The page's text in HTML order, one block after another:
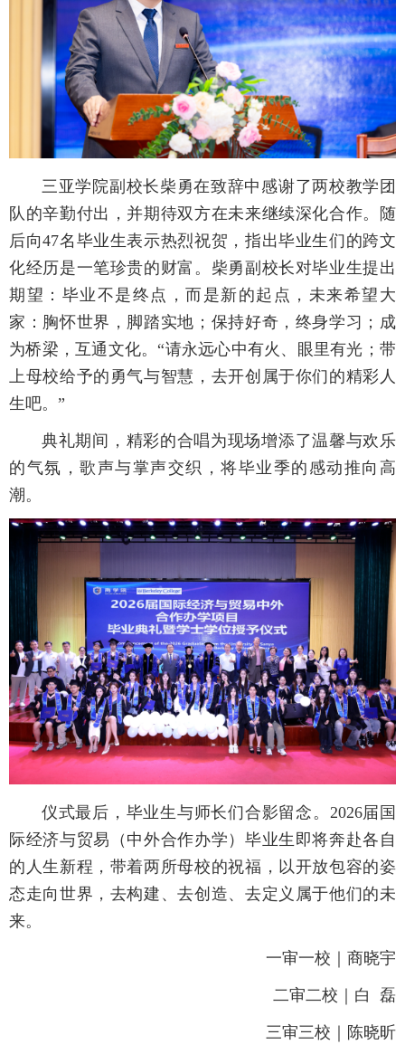
三亚学院副校长柴勇在致辞中感谢了两校教学团
队的辛勤付出，并期待双方在未来继续深化合作。随
后向47名毕业生表示热烈祝贺，指出毕业生们的跨文
化经历是一笔珍贵的财富。柴勇副校长对毕业生提出
期望：毕业不是终点，而是新的起点，未来希望大
家：胸怀世界，脚踏实地；保持好奇，终身学习；成
为桥梁，互通文化。“请永远心中有火、眼里有光；带
上母校给予的勇气与智慧，去开创属于你们的精彩人
生吧。”
典礼期间，精彩的合唱为现场增添了温馨与欢乐
的气氛，歌声与掌声交织，将毕业季的感动推向高
潮。
仪式最后，毕业生与师长们合影留念。2026届国
际经济与贸易（中外合作办学）毕业生即将奔赴各自
的人生新程，带着两所母校的祝福，以开放包容的姿
态走向世界，去构建、去创造、去定义属于他们的未
来。
一审一校｜商晓宇
二审二校｜白 磊
三审三校｜陈晓昕